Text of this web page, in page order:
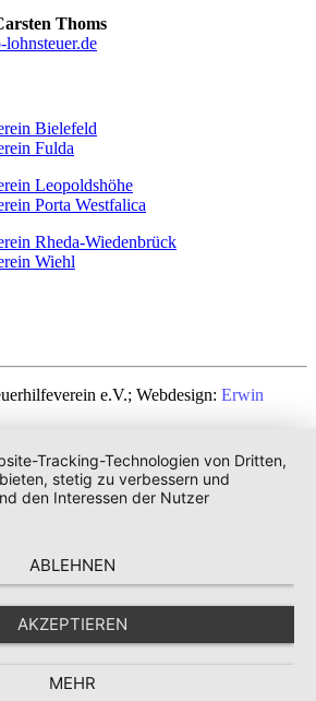
Thoms
Bielefeld
Fulda
Leopoldshöhe
Porta Westfalica
Rheda-Wiedenbrück
Wiehl
e.V.; Webdesign: Erwin
Tracking-Technologien von Dritten,
stetig zu verbessern und
den Interessen der Nutzer
ABLEHNEN
AKZEPTIEREN
MEHR